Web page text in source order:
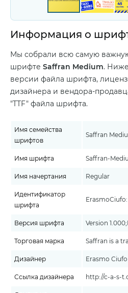
Информация о
Мы собрали всю самую
шрифте Saffran Medium.
версии файла шрифта,
дизайнера и вендора-
"TTF" файла шрифта.
Имя семейства
шрифтов
Saffran
Имя шрифта Saffran-
Имя начертания Regular
Идентификатор
шрифта
Версия шрифта Version
Торговая марка Saffran is a
Дизайнер Erasmo Ciufo
Ссылка дизайнера http://c-a-s-